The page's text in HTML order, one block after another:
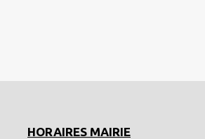
HORAIRES MAIRIE